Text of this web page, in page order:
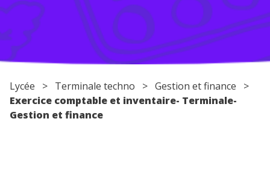
Conseils pour les parents
Lycée > Terminale techno > Gestion et finance >
Exercice comptable et inventaire- Terminale-
Gestion et finance